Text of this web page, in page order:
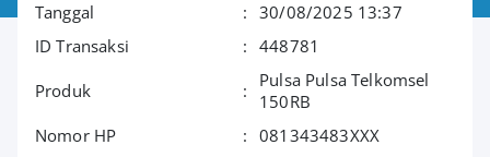
Tanggal :
30/08/2025 13:37
ID Transaksi
: 448781
Produk :
Pulsa Pulsa Telkomsel
150RB
Nomor HP
:
081343483XXX